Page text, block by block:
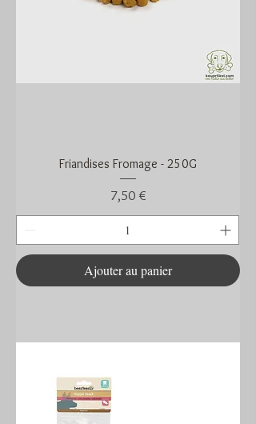
Friandises Fromage - 250G
Prix
7,50 €
Ajouter au panier